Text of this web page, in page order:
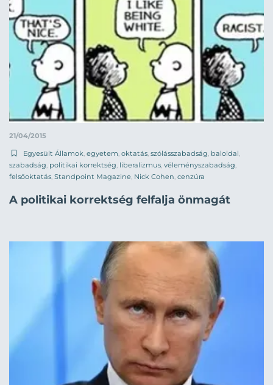
21/04/2015
Egyesült Államok egyetem oktatás szólásszabadság baloldal
szabadság politikai korrektség liberalizmus véleményszabadság
felsőoktatás Standpoint Magazine Nick Cohen cenzúra
A politikai korrektség felfalja önmagát